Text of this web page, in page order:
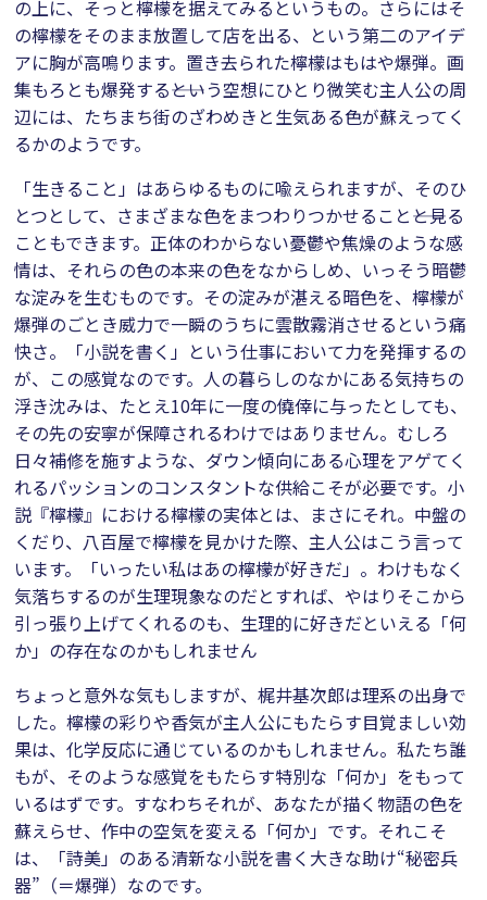
の上に、そっと檸檬を据えてみるというもの。さらにはそ
の檸檬をそのまま放置して店を出る、という第二のアイデ
アに胸が高鳴ります。置き去られた檸檬はもはや爆弾。画
集もろとも爆発する――という空想にひとり微笑む主人公の周
辺には、たちまち街のざわめきと生気ある色が蘇えってく
るかのようです。
「生きること」はあらゆるものに喩えられますが、そのひ
とつとして、さまざまな色をまつわりつかせること――と見る
こともできます。正体のわからない憂鬱や焦燥のような感
情は、それらの色の本来の色をなからしめ、いっそう暗鬱
な淀みを生むものです。その淀みが湛える暗色を、檸檬が
爆弾のごとき威力で一瞬のうちに雲散霧消させるという痛
快さ。「小説を書く」という仕事において力を発揮するの
が、この感覚なのです。人の暮らしのなかにある気持ちの
浮き沈みは、たとえ10年に一度の僥倖に与ったとしても、
その先の安寧が保障されるわけではありません。むしろ
日々補修を施すような、ダウン傾向にある心理をアゲてく
れるパッションのコンスタントな供給こそが必要です。小
説『檸檬』における檸檬の実体とは、まさにそれ。中盤の
くだり、八百屋で檸檬を見かけた際、主人公はこう言って
います。「いったい私はあの檸檬が好きだ」。わけもなく
気落ちするのが生理現象なのだとすれば、やはりそこから
引っ張り上げてくれるのも、生理的に好きだといえる「何
か」の存在なのかもしれません
ちょっと意外な気もしますが、梶井基次郎は理系の出身で
した。檸檬の彩りや香気が主人公にもたらす目覚ましい効
果は、化学反応に通じているのかもしれません。私たち誰
もが、そのような感覚をもたらす特別な「何か」をもって
いるはずです。すなわちそれが、あなたが描く物語の色を
蘇えらせ、作中の空気を変える「何か」です。それこそ
は、「詩美」のある清新な小説を書く大きな助け“秘密兵
器”（＝爆弾）なのです。